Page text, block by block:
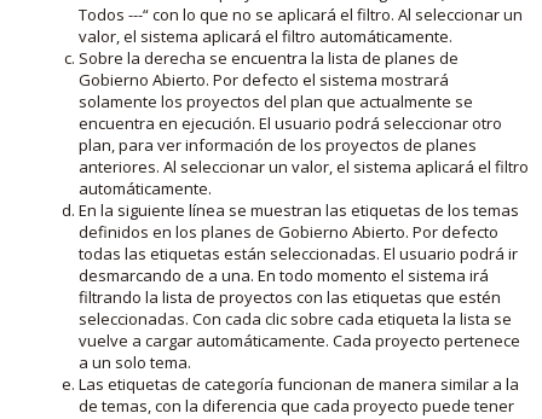
Todos ---“ con lo que no se aplicará el filtro. Al seleccionar un
valor, el sistema aplicará el filtro automáticamente.
Sobre la derecha se encuentra la lista de planes de
Gobierno Abierto. Por defecto el sistema mostrará
solamente los proyectos del plan que actualmente se
encuentra en ejecución. El usuario podrá seleccionar otro
plan, para ver información de los proyectos de planes
anteriores. Al seleccionar un valor, el sistema aplicará el filtro
automáticamente.
En la siguiente línea se muestran las etiquetas de los temas
definidos en los planes de Gobierno Abierto. Por defecto
todas las etiquetas están seleccionadas. El usuario podrá ir
desmarcando de a una. En todo momento el sistema irá
filtrando la lista de proyectos con las etiquetas que estén
seleccionadas. Con cada clic sobre cada etiqueta la lista se
vuelve a cargar automáticamente. Cada proyecto pertenece
a un solo tema.
Las etiquetas de categoría funcionan de manera similar a la
de temas, con la diferencia que cada proyecto puede tener